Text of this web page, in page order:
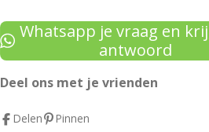
e
o
o
k
t
e
r
e
t
Whatsapp je vraag en
antwoord
Deel ons met je vrienden
Delen Pinnen